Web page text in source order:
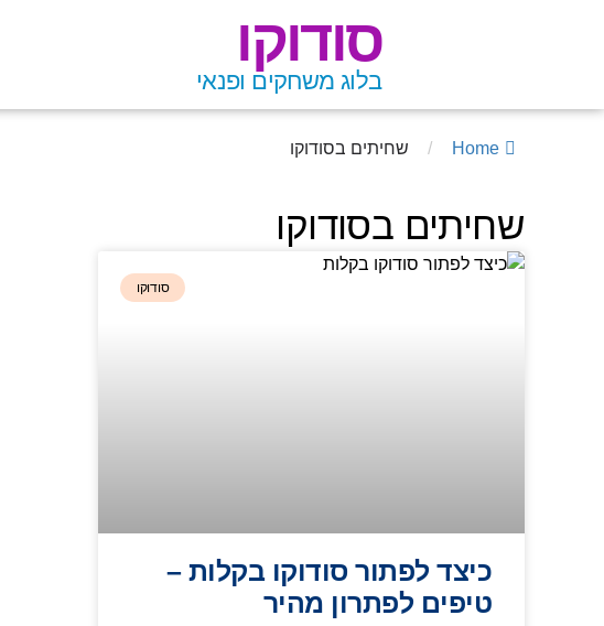
סודוקו
בלוג משחקים ופנאי
Home
/ שחיתים בסודוקו
שחיתים בסודוקו
סודוקו
כיצד לפתור סודוקו בקלות –
טיפים לפתרון מהיר